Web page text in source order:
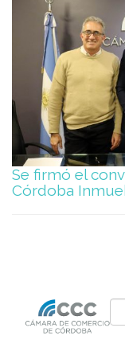
Se firmó el
Córdoba